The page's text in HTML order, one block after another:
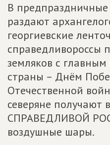
В
раздают
георгиевские
справедливороссы
земляков с
страны – Днём
Отечественной
северяне получают
СПРАВЕДЛИВОЙ
воздушные шары.